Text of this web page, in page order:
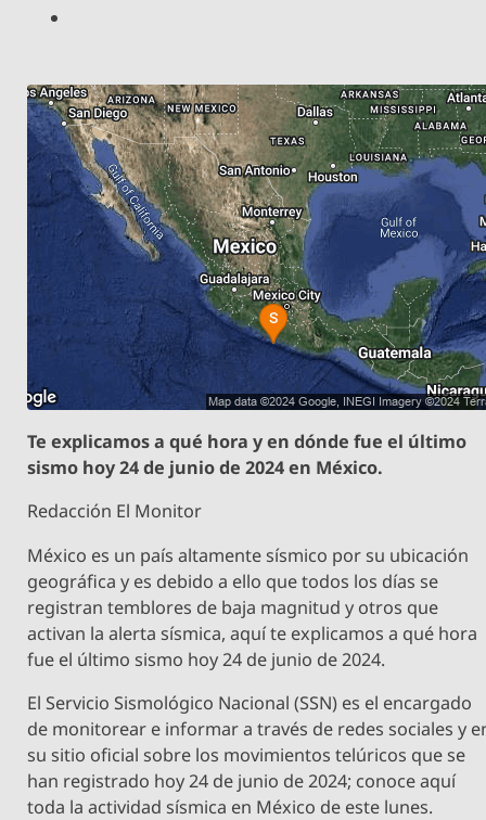
Te explicamos a qué hora y en dónde fue el último
sismo hoy 24 de junio de 2024 en México.
Redacción El Monitor
México es un país altamente sísmico por su ubicación
geográfica y es debido a ello que todos los días se
registran temblores de baja magnitud y otros que
activan la alerta sísmica, aquí te explicamos a qué hora
fue el último sismo hoy 24 de junio de 2024.
El Servicio Sismológico Nacional (SSN) es el encargado
de monitorear e informar a través de redes sociales y
su sitio oficial sobre los movimientos telúricos que se
han registrado hoy 24 de junio de 2024; conoce aquí
toda la actividad sísmica en México de este lunes.